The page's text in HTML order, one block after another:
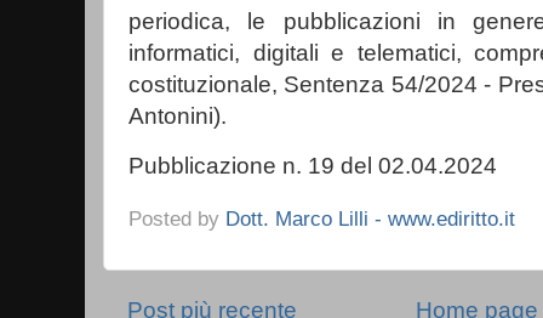
periodica, le pubblicazioni in
informatici, digitali e telematici,
costituzionale, Sentenza 54/2024 -
Antonini).
Pubblicazione n. 19 del 02.04.2024
Posted by Dott. Marco Lilli - www.ediritto.it
Post più recente Home page